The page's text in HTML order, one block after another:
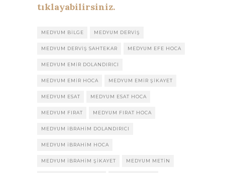
tıklayabilirsiniz.
MEDYUM BILGE MEDYUM DERVIŞ
MEDYUM DERVIŞ SAHTEKAR MEDYUM EFE HOCA
MEDYUM EMIR DOLANDIRICI
MEDYUM EMIR HOCA MEDYUM EMIR ŞIKAYET
MEDYUM ESAT MEDYUM ESAT HOCA
MEDYUM FIRAT MEDYUM FIRAT HOCA
MEDYUM IBRAHIM DOLANDIRICI
MEDYUM IBRAHIM HOCA
MEDYUM IBRAHIM ŞIKAYET MEDYUM METIN